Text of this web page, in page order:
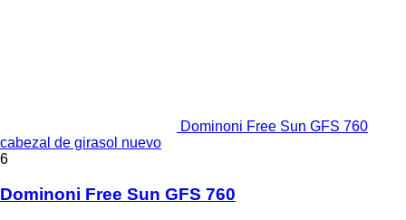
Dominoni Free Sun GFS 760
cabezal de girasol nuevo
6
Dominoni Free Sun GFS 760